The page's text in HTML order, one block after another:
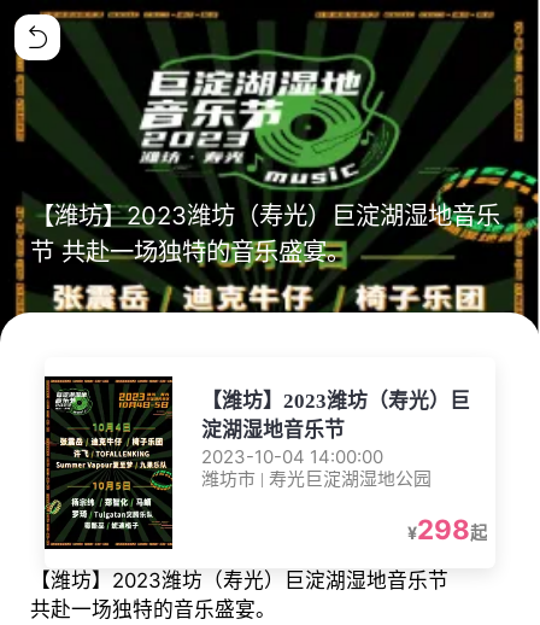
【潍坊】2023潍坊（寿光）巨淀湖湿地音乐
节 共赴一场独特的音乐盛宴。
【潍坊】2023潍坊（寿光）巨
淀湖湿地音乐节
2023-10-04 14:00:00
潍坊市 | 寿光巨淀湖湿地公园
¥298起
【潍坊】2023潍坊（寿光）巨淀湖湿地音乐节
共赴一场独特的音乐盛宴。